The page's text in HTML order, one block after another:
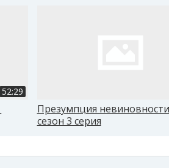
52:29
Презумпция
сезон 3 серия